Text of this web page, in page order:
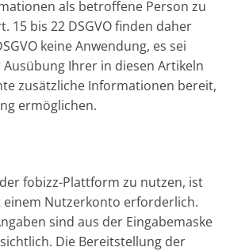
als betroffene Person zu
15 bis 22 DSGVO finden daher
keine Anwendung, es sei
Ausübung Ihrer in diesen Artikeln
zusätzliche Informationen bereit,
ermöglichen.
fobizz-Plattform zu nutzen, ist
einem Nutzerkonto erforderlich.
sind aus der Eingabemaske
Die Bereitstellung der